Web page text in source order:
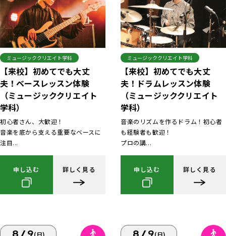
ミュージッククリエイト学科
【来校】初めてでも大丈
夫！ベースレッスン体験
（ミュージッククリエイト
学科）
初心者さん、大歓迎！
音楽を底から支える重要なベースに
注目...
申し込む 詳しく見る
ミュージッククリエイト学科
【来校】初めてでも大丈
夫！ドラムレッスン体験
（ミュージッククリエイト
学科）
音楽のリズムを作るドラム！初心者
も経験者も歓迎！
プロの講...
申し込む 詳しく見る
8/9(日) 8/9(日)